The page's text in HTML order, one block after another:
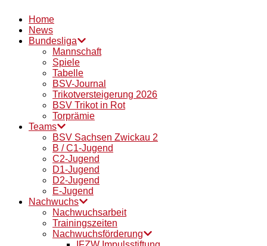
Home
News
Bundesliga
Mannschaft
Spiele
Tabelle
BSV-Journal
Trikotversteigerung 2026
BSV Trikot in Rot
Torprämie
Teams
BSV Sachsen Zwickau 2
B / C1-Jugend
C2-Jugend
D1-Jugend
D2-Jugend
E-Jugend
Nachwuchs
Nachwuchsarbeit
Trainingszeiten
Nachwuchsförderung